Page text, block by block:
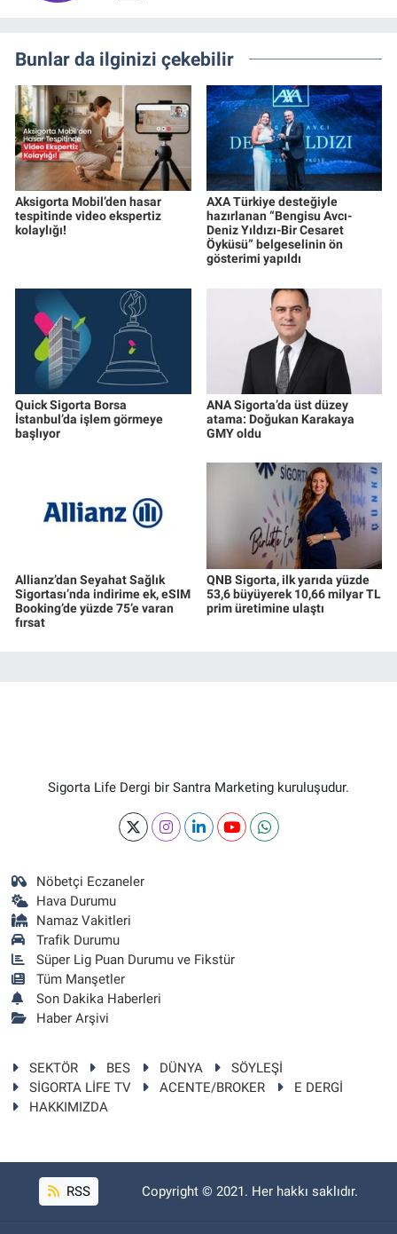
Bunlar da ilginizi çekebilir
Aksigorta Mobil’den hasar
tespitinde video ekspertiz
kolaylığı!
AXA Türkiye desteğiyle
hazırlanan “Bengisu Avcı-
Deniz Yıldızı-Bir Cesaret
Öyküsü” belgeselinin ön
gösterimi yapıldı
Quick Sigorta Borsa
İstanbul’da işlem görmeye
başlıyor
ANA Sigorta’da üst düzey
atama: Doğukan Karakaya
GMY oldu
Allianz’dan Seyahat Sağlık
Sigortası’nda indirime ek, eSIM
Booking’de yüzde 75’e varan
fırsat
QNB Sigorta, ilk yarıda yüzde
53,6 büyüyerek 10,66 milyar TL
prim üretimine ulaştı
Sigorta Life Dergi bir Santra Marketing kuruluşudur.
Nöbetçi Eczaneler
Hava Durumu
Namaz Vakitleri
Trafik Durumu
Süper Lig Puan Durumu ve Fikstür
Tüm Manşetler
Son Dakika Haberleri
Haber Arşivi
SEKTÖR BES DÜNYA
SÖYLEŞİ
SİGORTA LİFE TV
ACENTE/BROKER
E DERGİ
HAKKIMIZDA
RSS Copyright © 2021. Her hakkı saklıdır.